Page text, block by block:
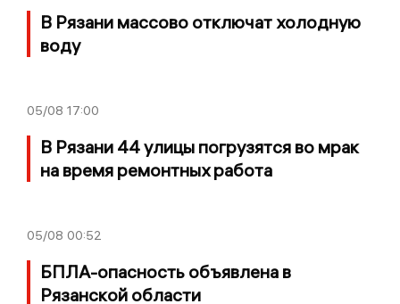
В Рязани массово отключат холодную
воду
05/08 17:00
В Рязани 44 улицы погрузятся во мрак
на время ремонтных работа
05/08 00:52
БПЛА-опасность объявлена в
Рязанской области